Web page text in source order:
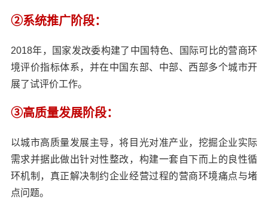
②系统推广阶段：
2018年，国家发改委构建了中国特色、国际可比的营商环
境评价指标体系，并在中国东部、中部、西部多个城市开
展了试评价工作。
③高质量发展阶段：
以城市高质量发展主导，将目光对准产业，挖掘企业实际
需求并据此做出针对性整改，构建一套自下而上的良性循
环机制，真正解决制约企业经营过程的营商环境痛点与堵
点问题。